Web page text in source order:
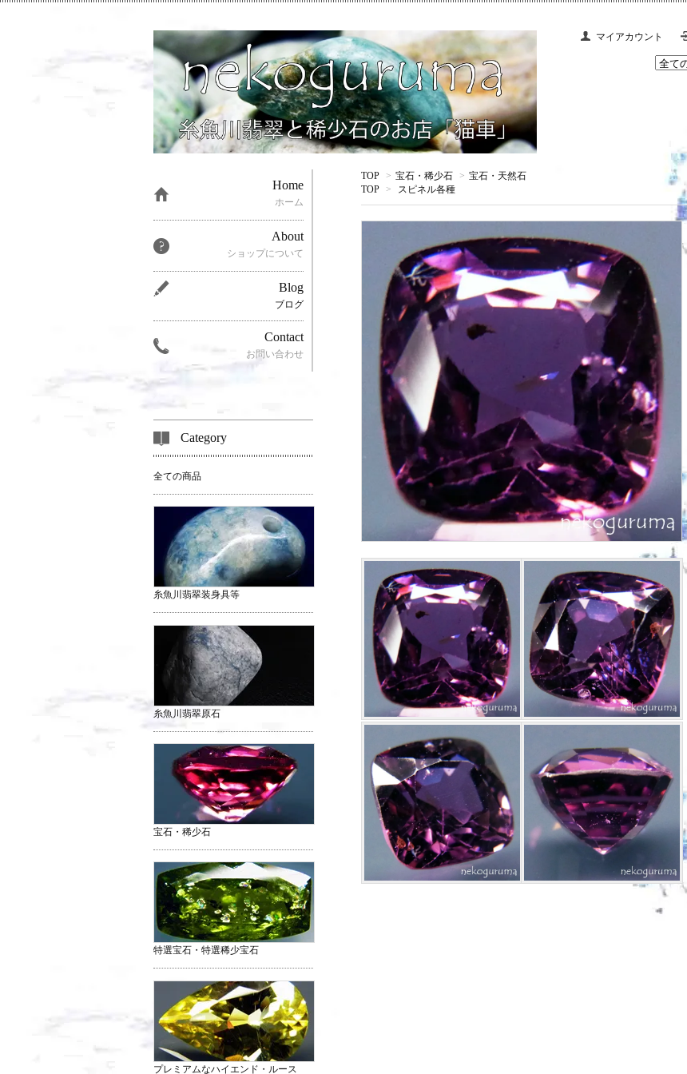
マイアカウント
TOP > 宝石・稀少石 > 宝石・天然石
TOP
> スピネル各種
Home
ホーム
About
ショップについて
Blog
ブログ
Contact
お問い合わせ
Category
全ての商品
糸魚川翡翠装身具等
糸魚川翡翠原石
宝石・稀少石
特選宝石・特選稀少宝石
プレミアムなハイエンド・ルース